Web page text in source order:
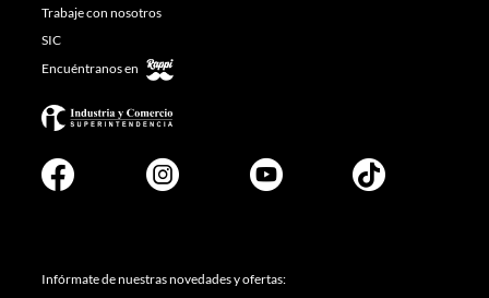
Trabaje con nosotros
SIC
Encuéntranos en
Infórmate de nuestras novedades y ofertas: